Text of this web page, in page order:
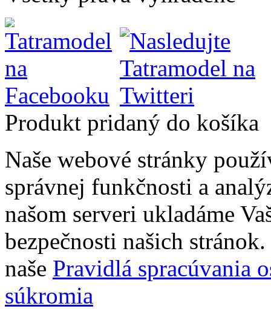
Produkt pridaný do košíka
Naše webové stránky
správnej funkčnosti a
našom serveri ukladáme
bezpečnosti našich
naše Pravidlá spracúvania
súkromia